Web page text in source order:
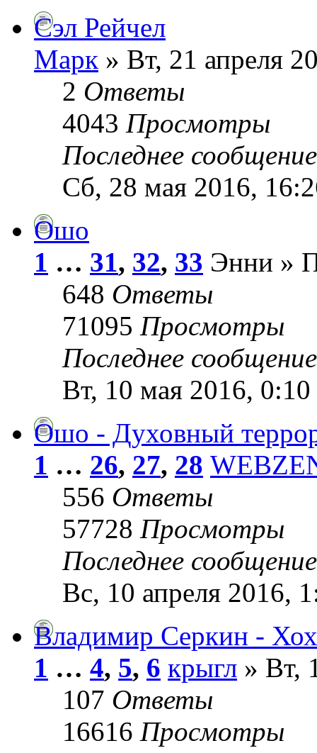
Сэл Рейчел
Марк » Вт, 21 апреля
2 Ответы
4043 Просмотры
Последнее
Сб, 28 мая 2016,
Ошо
1 … 31, 32, 33 Энни »
648 Ответы
71095 Просмотры
Последнее
Вт, 10 мая 2016, 0:10
Ошо - Духовный
1 … 26, 27, 28
556 Ответы
57728 Просмотры
Последнее
Вс, 10 апреля 2016,
Владимир Серкин -
1 … 4, 5, 6 крыгл » Вт,
107 Ответы
16616 Просмотры